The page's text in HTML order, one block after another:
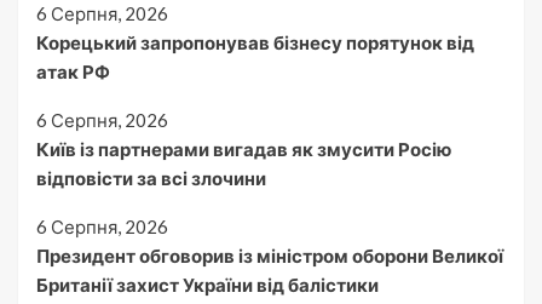
6 Серпня, 2026
Корецький запропонував бізнесу порятунок від
атак РФ
6 Серпня, 2026
Київ із партнерами вигадав як змусити Росію
відповісти за всі злочини
6 Серпня, 2026
Президент обговорив із міністром оборони Великої
Британії захист України від балістики